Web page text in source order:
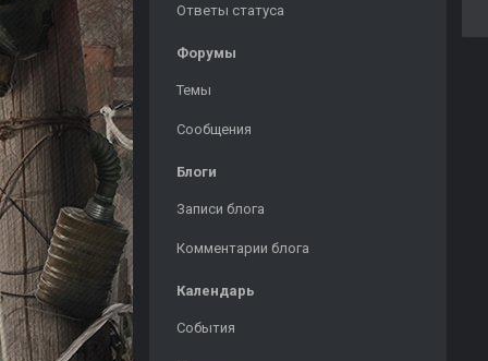
Ответы статуса
Форумы
Темы
Сообщения
Блоги
Записи блога
Комментарии блога
Календарь
События